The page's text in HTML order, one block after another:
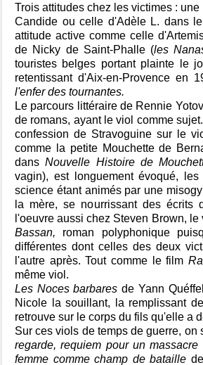
Trois attitudes chez les victimes :
Candide ou celle d'Adèle L. dans
attitude active comme celle
de Nicky de Saint-Phalle (les
touristes belges portant plainte le
retentissant d'Aix-en-Provence
l'enfer des tournantes.
Le parcours littéraire de Rennie
de romans, ayant le viol comme
confession de Stravoguine sur le
comme la petite Mouchette de
dansNouvelle Histoire de
vagin), est longuement évoqué,
science étant animés par une
la mère, se nourrissant des écrits
l'oeuvre aussi chez Steven Brown,
Bassan,
roman polyphonique
différentes dont celles des deux
l'autre après. Tout comme le film
même viol.
Les Noces barbaresde Yann
Nicole la souillant, la remplissant
retrouve sur le corps du fils qu'elle a
Sur ces viols de temps de guerre, on
regarde, requiem pour un massacre
femme comme champ de bataille